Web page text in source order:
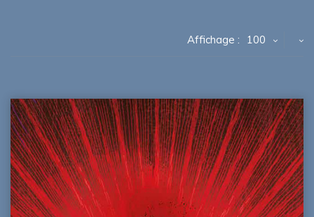
Affichage : 100